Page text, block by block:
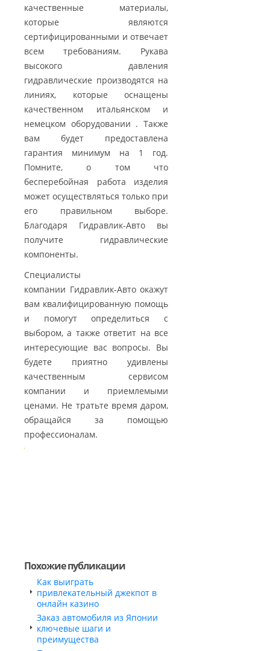
качественные материалы,
которые являются
сертифицированными и отвечает
всем требованиям. Рукава
высокого давления
гидравлические производятся на
линиях, которые оснащены
качественном итальянском и
немецком оборудовании . Также
вам будет предоставлена
гарантия минимум на 1 год.
Помните, о том что
бесперебойная работа изделия
может осуществляться только при
его правильном выборе.
Благодаря Гидравлик-Авто вы
получите гидравлические
компоненты.
Специалисты
компании Гидравлик-Авто окажут
вам квалифицированную помощь
и помогут определиться с
выбором, а также ответит на все
интересующие вас вопросы. Вы
будете приятно удивлены
качественным сервисом
компании и приемлемыми
ценами. Не тратьте время даром,
обращайся за помощью
профессионалам.
Похожие публикации
Как выиграть
привлекательный джекпот в
онлайн казино
Заказ автомобиля из Японии
ключевые шаги и
преимущества